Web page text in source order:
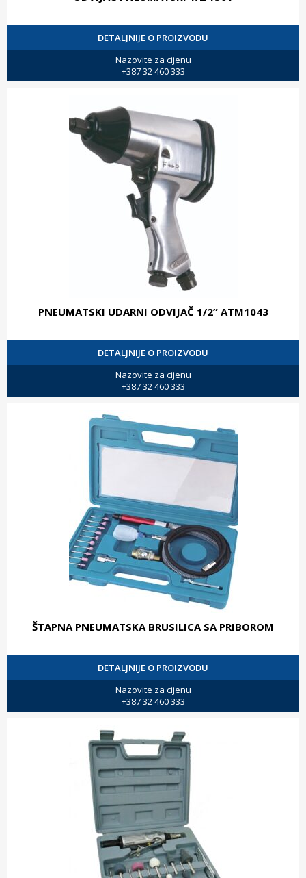
DETALJNIJE O PROIZVODU
Nazovite za cijenu
+387 32 460 333
PNEUMATSKI UDARNI ODVIJAČ 1/2” ATM1043
DETALJNIJE O PROIZVODU
Nazovite za cijenu
+387 32 460 333
ŠTAPNA PNEUMATSKA BRUSILICA SA PRIBOROM
DETALJNIJE O PROIZVODU
Nazovite za cijenu
+387 32 460 333